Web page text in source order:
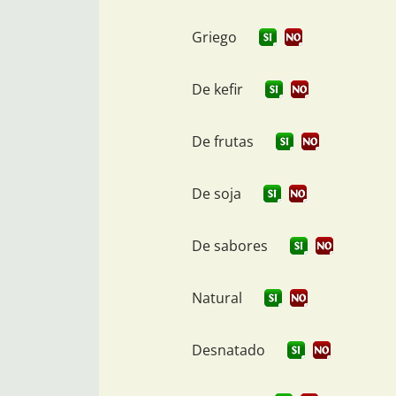
Griego
De kefir
De frutas
De soja
De sabores
Natural
Desnatado